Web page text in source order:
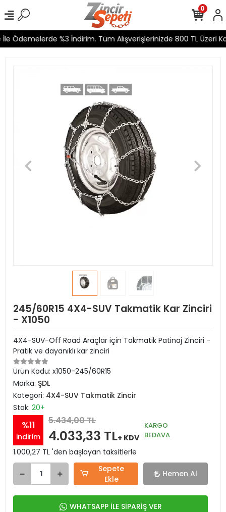
Ödemelerde %3 İndirim. Tüm Alışverişlerinizde 800 TL Üzeri
0
245/60R15 4X4-SUV Takmatik Kar Zinciri
- X1050
4X4-SUV-Off Road Araçlar için Takmatik Patinaj Zinciri -
Pratik ve dayanıklı kar zinciri
Ürün Kodu: x1050-245/60R15
Marka: ŞDL
Kategori: 4X4-SUV Takmatik Zincir
Stok: 20+
%11
indirim
5.434,00 TL
4.033,33 TL+ KDV
KARGO
BEDAVA
1.000,27 TL 'den başlayan taksitlerle
Sepete
Ekle
Hemen Al
WHATSAPP İLE SİPARİŞ VER